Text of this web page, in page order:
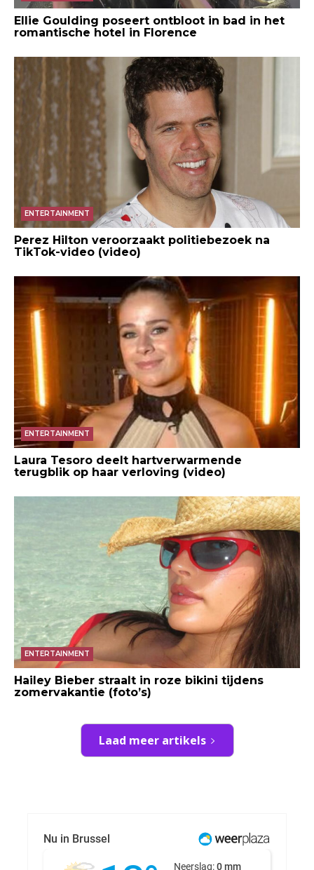
Ellie Goulding poseert ontbloot in bad in het
romantische hotel in Florence
ENTERTAINMENT
Perez Hilton veroorzaakt politiebezoek na
TikTok-video (video)
ENTERTAINMENT
Laura Tesoro deelt hartverwarmende
terugblik op haar verloving (video)
ENTERTAINMENT
Hailey Bieber straalt in roze bikini tijdens
zomervakantie (foto’s)
Laad meer artikels